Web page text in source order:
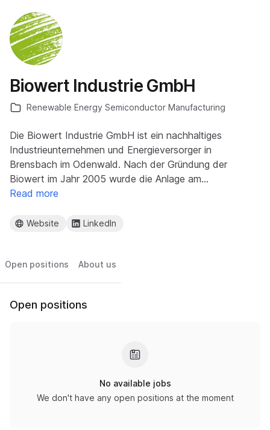
Biowert Industrie GmbH
Renewable Energy Semiconductor Manufacturing
Die Biowert Industrie GmbH ist ein nachhaltiges
Industrieunternehmen und Energieversorger in
Brensbach im Odenwald. Nach der Gründung der
Biowert im Jahr 2005 wurde die Anlage am…
Read more
Website LinkedIn
Open positions About us
Open positions
No available jobs
We don't have any open positions at the moment